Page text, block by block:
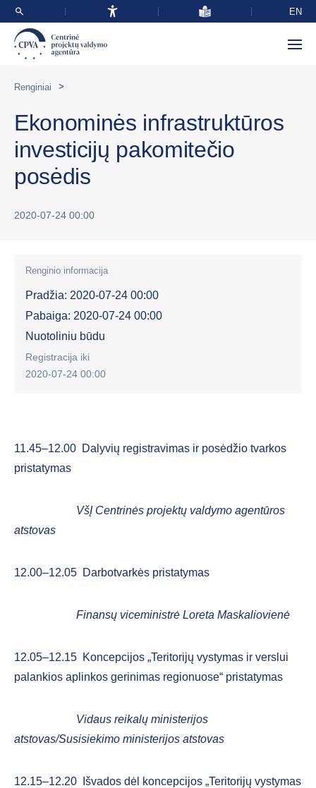
EN
Renginiai >
Ekonominės infrastruktūros
investicijų pakomitečio
posėdis
2020-07-24 00:00
Renginio informacija
Pradžia: 2020-07-24 00:00
Pabaiga: 2020-07-24 00:00
Nuotoliniu būdu
Registracija iki
2020-07-24 00:00
11.45–12.00 Dalyvių registravimas ir posėdžio tvarkos
pristatymas
VšĮ Centrinės projektų valdymo agentūros
atstovas
12.00–12.05 Darbotvarkės pristatymas
Finansų viceministrė Loreta Maskaliovienė
12.05–12.15 Koncepcijos „Teritorijų vystymas ir verslui
palankios aplinkos gerinimas regionuose“ pristatymas
Vidaus reikalų ministerijos
atstovas/Susisiekimo ministerijos atstovas
12.15–12.20
Išvados dėl koncepcijos „Teritorijų vystymas